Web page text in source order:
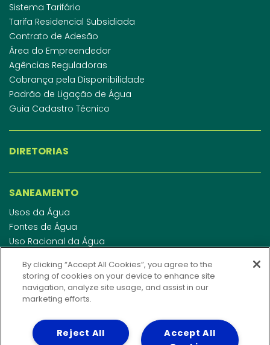
Sistema Tarifário
Tarifa Residencial Subsidiada
Contrato de Adesão
Área do Empreendedor
Agências Reguladoras
Cobrança pela Disponibilidade
Padrão de Ligação de Água
Guia Cadastro Técnico
DIRETORIAS
SANEAMENTO
Usos da Água
Fontes de Água
Uso Racional da Água
Esgotamento Sanitário
Regulamento de Água e Esgoto
Indicadores de qualidade da água
INVESTIDORES
By clicking “Accept All Cookies”, you agree to the
storing of cookies on your device to enhance site
navigation, analyze site usage, and assist in our
marketing efforts.
Accept All
Reject All